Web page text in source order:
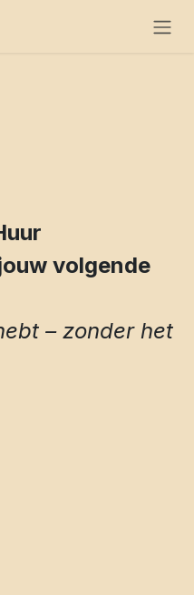
volgende
– zonder het